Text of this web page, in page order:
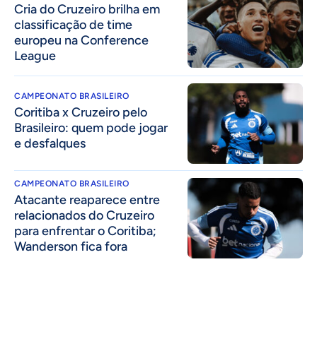
Cria do Cruzeiro brilha em
classificação de time
europeu na Conference
League
CAMPEONATO BRASILEIRO
Coritiba x Cruzeiro pelo
Brasileiro: quem pode jogar
e desfalques
CAMPEONATO BRASILEIRO
Atacante reaparece entre
relacionados do Cruzeiro
para enfrentar o Coritiba;
Wanderson fica fora